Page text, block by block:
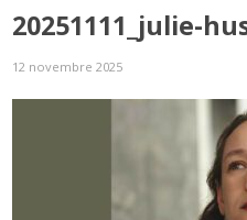
20251111_julie-
12 novembre 2025